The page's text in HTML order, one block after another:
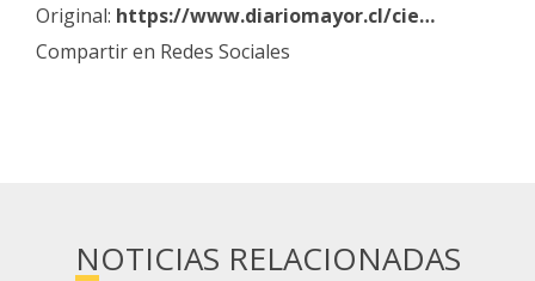
Original: https://www.diariomayor.cl/cie…
Compartir en Redes Sociales
NOTICIAS RELACIONADAS